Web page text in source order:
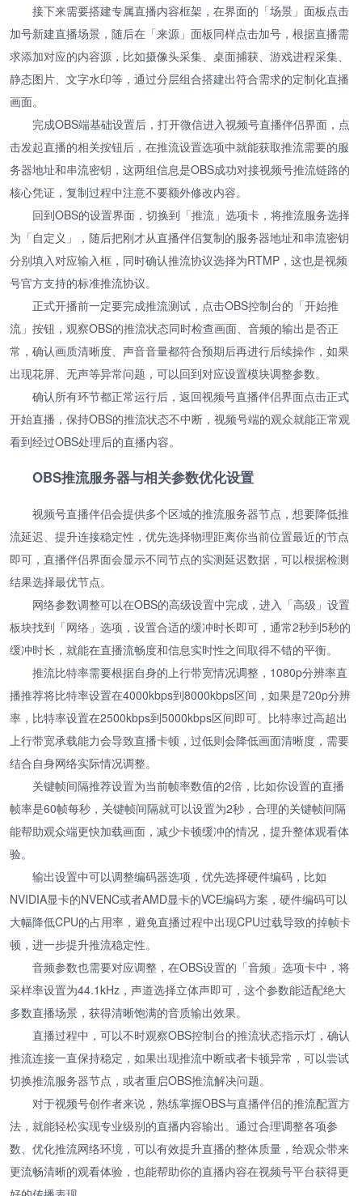
接下来需要搭建专属直播内容框架，在界面的「场景」面板点击
加号新建直播场景，随后在「来源」面板同样点击加号，根据直播需
求添加对应的内容源，比如摄像头采集、桌面捕获、游戏进程采集、
静态图片、文字水印等，通过分层组合搭建出符合需求的定制化直播
画面。
完成OBS端基础设置后，打开微信进入视频号直播伴侣界面，点
击发起直播的相关按钮后，在推流设置选项中就能获取推流需要的服
务器地址和串流密钥，这两组信息是OBS成功对接视频号推流链路的
核心凭证，复制过程中注意不要额外修改内容。
回到OBS的设置界面，切换到「推流」选项卡，将推流服务选择
为「自定义」，随后把刚才从直播伴侣复制的服务器地址和串流密钥
分别填入对应输入框，同时确认推流协议选择为RTMP，这也是视频
号官方支持的标准推流协议。
正式开播前一定要完成推流测试，点击OBS控制台的「开始推
流」按钮，观察OBS的推流状态同时检查画面、音频的输出是否正
常，确认画质清晰度、声音音量都符合预期后再进行后续操作，如果
出现花屏、无声等异常问题，可以回到对应设置模块调整参数。
确认所有环节都正常运行后，返回视频号直播伴侣界面点击正式
开始直播，保持OBS的推流状态不中断，视频号端的观众就能正常观
看到经过OBS处理后的直播内容。
OBS推流服务器与相关参数优化设置
视频号直播伴侣会提供多个区域的推流服务器节点，想要降低推
流延迟、提升连接稳定性，优先选择物理距离你当前位置最近的节点
即可，直播伴侣界面会显示不同节点的实测延迟数据，可以根据检测
结果选择最优节点。
网络参数调整可以在OBS的高级设置中完成，进入「高级」设置
板块找到「网络」选项，设置合适的缓冲时长即可，通常2秒到5秒的
缓冲时长，就能在直播流畅度和信息实时性之间取得不错的平衡。
推流比特率需要根据自身的上行带宽情况调整，1080p分辨率直
播推荐将比特率设置在4000kbps到8000kbps区间，如果是720p分辨
率，比特率设置在2500kbps到5000kbps区间即可。比特率过高超出
上行带宽承载能力会导致直播卡顿，过低则会降低画面清晰度，需要
结合自身网络实际情况调整。
关键帧间隔推荐设置为当前帧率数值的2倍，比如你设置的直播
帧率是60帧每秒，关键帧间隔就可以设置为2秒，合理的关键帧间隔
能帮助观众端更快加载画面，减少卡顿缓冲的情况，提升整体观看体
验。
输出设置中可以调整编码器选项，优先选择硬件编码，比如
NVIDIA显卡的NVENC或者AMD显卡的VCE编码方案，硬件编码可以
大幅降低CPU的占用率，避免直播过程中出现CPU过载导致的掉帧卡
顿，进一步提升推流稳定性。
音频参数也需要对应调整，在OBS设置的「音频」选项卡中，将
采样率设置为44.1kHz，声道选择立体声即可，这个参数能适配绝大
多数直播场景，获得清晰饱满的音质输出效果。
直播过程中，可以不时观察OBS控制台的推流状态指示灯，确认
推流连接一直保持稳定，如果出现推流中断或者卡顿异常，可以尝试
切换推流服务器节点，或者重启OBS推流解决问题。
对于视频号创作者来说，熟练掌握OBS与直播伴侣的推流配置方
法，就能轻松实现专业级别的直播内容输出。通过合理调整各项参
数、优化推流网络环境，可以有效提升直播的整体质量，给观众带来
更流畅清晰的观看体验，也能帮助你的直播内容在视频号平台获得更